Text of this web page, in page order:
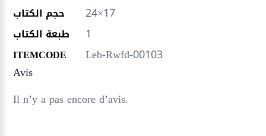
حجم الكتاب 24×17
طبعة الكتاب 1
ITEMCODE
Leb-Rwfd-00103
Avis
Il n’y a pas encore d’avis.